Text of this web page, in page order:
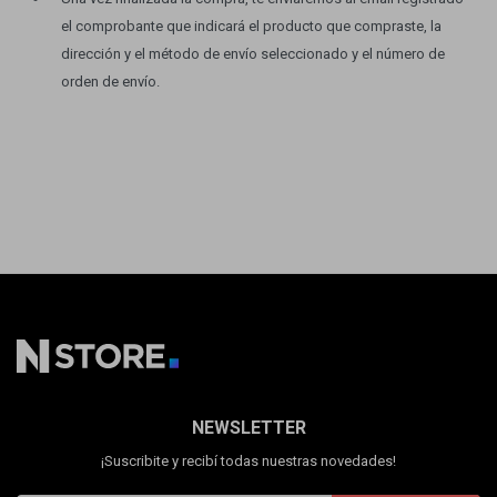
el comprobante que indicará el producto que compraste, la
dirección y el método de envío seleccionado y el número de
orden de envío.
NEWSLETTER
¡Suscribite y recibí todas nuestras novedades!